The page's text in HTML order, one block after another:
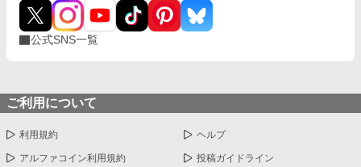
公式SNS一覧
ご利用について
利用規約 ヘルプ
アルファコイン利用規約 投稿ガイドライン